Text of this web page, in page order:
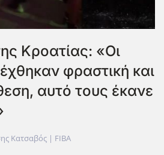
Κροατίας: «Οι
φραστική και
αυτό τους έκανε
Κατσαβός | FIBA